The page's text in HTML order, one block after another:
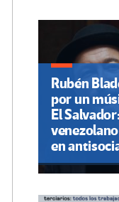
Rubén
por un
El
en